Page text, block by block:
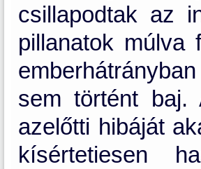
csillapodtak az
pillanatok múlva
sem történt
azelőtti hibáját
kísértetiesen